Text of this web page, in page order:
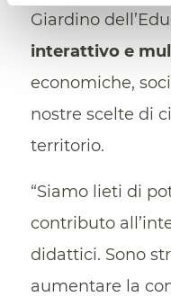
Giardino
interattivo e
economiche,
nostre scelte di
territorio.
“Siamo lieti di
contributo
didattici. Sono
aumentare la